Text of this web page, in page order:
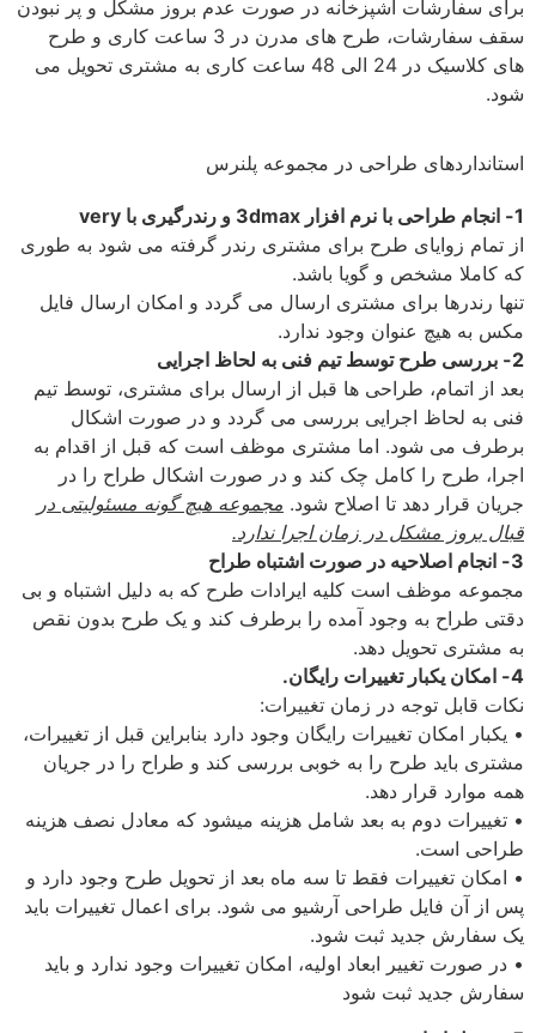
برای سفارشات آشپزخانه در صورت عدم بروز مشکل و پر نبودن
سقف سفارشات، طرح های مدرن در 3 ساعت کاری و طرح
های کلاسیک در 24 الی 48 ساعت کاری به مشتری تحویل می
شود.
استانداردهای طراحی در مجموعه پلنرس
1- انجام طراحی با نرم افزار 3dmax و رندرگیری با very
از تمام زوایای طرح برای مشتری رندر گرفته می شود به طوری
که کاملا مشخص و گویا باشد.
تنها رندرها برای مشتری ارسال می گردد و امکان ارسال فایل
مکس به هیچ عنوان وجود ندارد.
2- بررسی طرح توسط تیم فنی به لحاظ اجرایی
بعد از اتمام، طراحی ها قبل از ارسال برای مشتری، توسط تیم
فنی به لحاظ اجرایی بررسی می گردد و در صورت اشکال
برطرف می شود. اما مشتری موظف است که قبل از اقدام به
اجرا، طرح را کامل چک کند و در صورت اشکال طراح را در
جریان قرار دهد تا اصلاح شود. مجموعه هیچ گونه مسئولیتی در
قبال بروز مشکل در زمان اجرا ندارد.
3- انجام اصلاحیه در صورت اشتباه طراح
مجموعه موظف است کلیه ایرادات طرح که به دلیل اشتباه و بی
دقتی طراح به وجود آمده را برطرف کند و یک طرح بدون نقص
به مشتری تحویل دهد.
4- امکان یکبار تغییرات رایگان.
نکات قابل توجه در زمان تغییرات:
• یکبار امکان تغییرات رایگان وجود دارد بنابراین قبل از تغییرات،
مشتری باید طرح را به خوبی بررسی کند و طراح را در جریان
همه موارد قرار دهد.
• تغییرات دوم به بعد شامل هزینه میشود که معادل نصف هزینه
طراحی است.
• امکان تغییرات فقط تا سه ماه بعد از تحویل طرح وجود دارد و
پس از آن فایل طراحی آرشیو می شود. برای اعمال تغییرات باید
یک سفارش جدید ثبت شود.
• در صورت تغییر ابعاد اولیه، امکان تغییرات وجود ندارد و باید
سفارش جدید ثبت شود